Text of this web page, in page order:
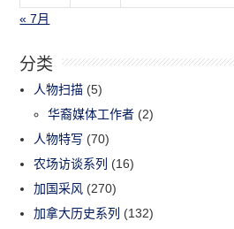
« 7月
分类
人物扫描 (5)
华裔媒体工作者 (2)
人物特写 (70)
农场访谈系列 (16)
加国采风 (270)
加拿大历史系列 (132)